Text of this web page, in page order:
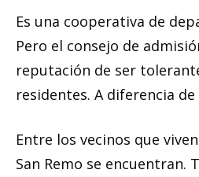
Es una cooperativa de
Pero el consejo de
reputación de ser
residentes. A diferencia
Entre los vecinos que
San Remo se encuentran.